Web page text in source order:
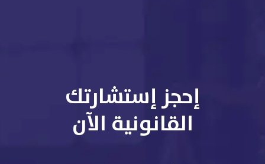
إحجز إستشارتك
القانونية الآن